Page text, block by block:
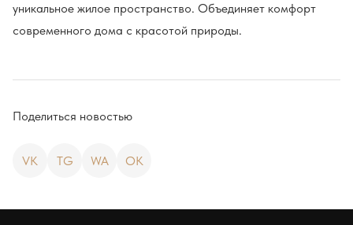
уникальное жилое пространство. Объединяет комфорт
современного дома с красотой природы.
Поделиться новостью
VK TG WA OK